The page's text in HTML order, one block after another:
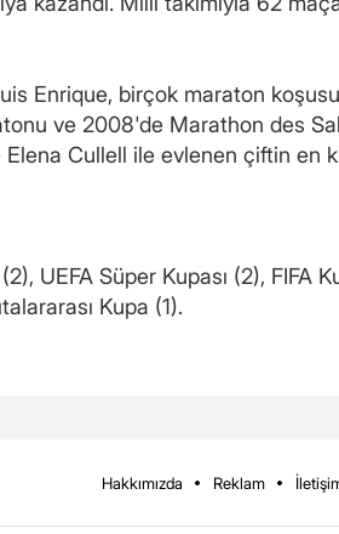
Enrique, birçok maraton
ve 2008'de Marathon des
Cullell ile evlenen çiftin en
UEFA Süper Kupası (2), FIFA
Kupa (1).
Hakkımızda Reklam